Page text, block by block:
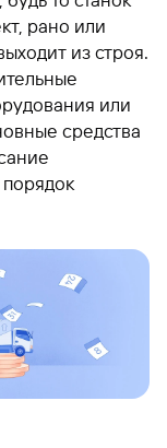
рано или
из строя.
или
средства